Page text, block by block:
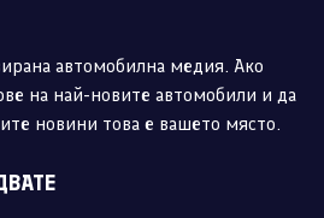
автомобилна медия. Ако
на най-новите автомобили и да
новини това е вашето място.